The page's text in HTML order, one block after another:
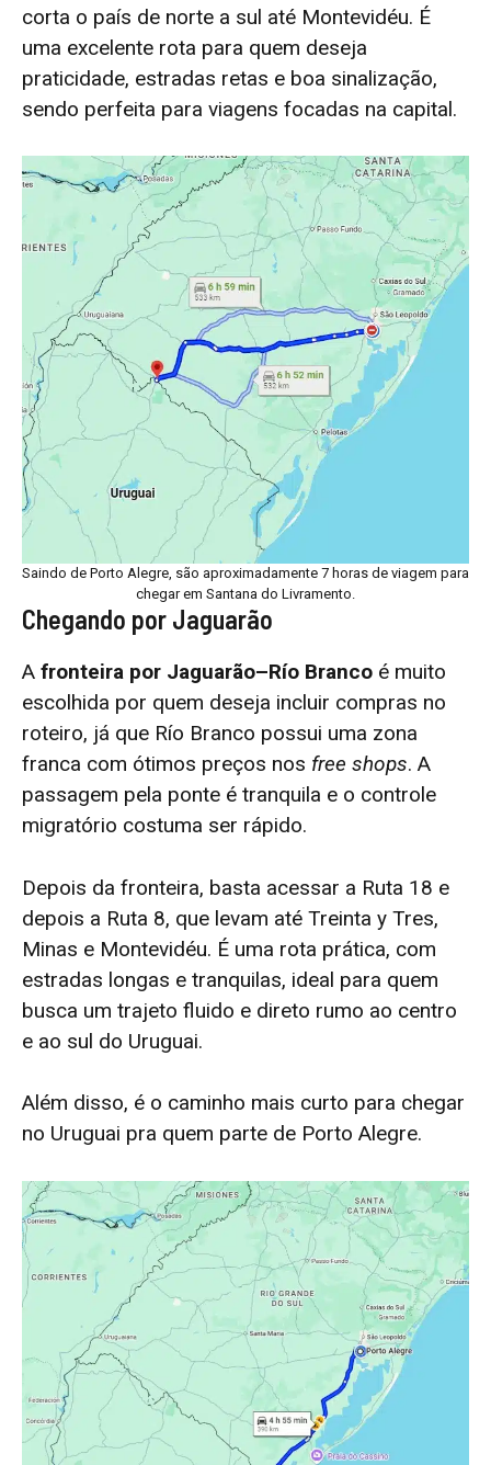
corta o país de norte a sul até Montevidéu. É
uma excelente rota para quem deseja
praticidade, estradas retas e boa sinalização,
sendo perfeita para viagens focadas na capital.
Saindo de Porto Alegre, são aproximadamente 7 horas de viagem para
chegar em Santana do Livramento.
Chegando por Jaguarão
A fronteira por Jaguarão–Río Branco é muito
escolhida por quem deseja incluir compras no
roteiro, já que Río Branco possui uma zona
franca com ótimos preços nos free shops. A
passagem pela ponte é tranquila e o controle
migratório costuma ser rápido.
Depois da fronteira, basta acessar a Ruta 18 e
depois a Ruta 8, que levam até Treinta y Tres,
Minas e Montevidéu. É uma rota prática, com
estradas longas e tranquilas, ideal para quem
busca um trajeto fluido e direto rumo ao centro
e ao sul do Uruguai.
Além disso, é o caminho mais curto para chegar
no Uruguai pra quem parte de Porto Alegre.